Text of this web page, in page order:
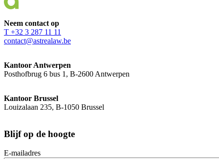
Neem contact op
T +32 3 287 11 11
contact@astrealaw.be
Kantoor Antwerpen
Posthofbrug 6 bus 1, B-2600 Antwerpen
Kantoor Brussel
Louizalaan 235, B-1050 Brussel
Blijf op de hoogte
E-mailadres